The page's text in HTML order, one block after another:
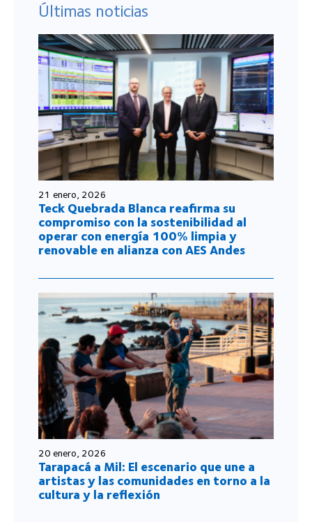
Últimas noticias
21 enero, 2026
Teck Quebrada Blanca reafirma su
compromiso con la sostenibilidad al
operar con energía 100% limpia y
renovable en alianza con AES Andes
20 enero, 2026
Tarapacá a Mil: El escenario que une a
artistas y las comunidades en torno a la
cultura y la reflexión